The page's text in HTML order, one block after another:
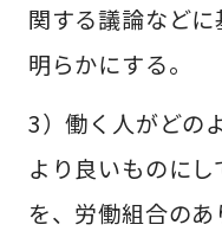
関する議論など
明らかにする。
3）働く人がどの
より良いものに
を、労働組合の